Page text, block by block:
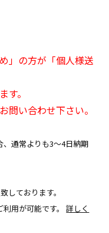
」の方が「個人様送
。
問い合わせ下さい。
通常よりも3～4日納期
しております。
利用が可能です。詳しく